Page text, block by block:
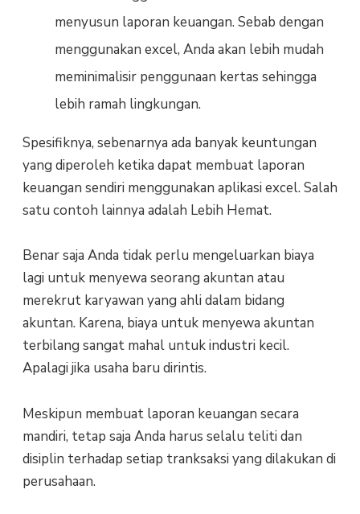
menyusun laporan keuangan. Sebab dengan
menggunakan excel, Anda akan lebih mudah
meminimalisir penggunaan kertas sehingga
lebih ramah lingkungan.
Spesifiknya, sebenarnya ada banyak keuntungan
yang diperoleh ketika dapat membuat laporan
keuangan sendiri menggunakan aplikasi excel. Salah
satu contoh lainnya adalah Lebih Hemat.
Benar saja Anda tidak perlu mengeluarkan biaya
lagi untuk menyewa seorang akuntan atau
merekrut karyawan yang ahli dalam bidang
akuntan. Karena, biaya untuk menyewa akuntan
terbilang sangat mahal untuk industri kecil.
Apalagi jika usaha baru dirintis.
Meskipun membuat laporan keuangan secara
mandiri, tetap saja Anda harus selalu teliti dan
disiplin terhadap setiap tranksaksi yang dilakukan di
perusahaan.